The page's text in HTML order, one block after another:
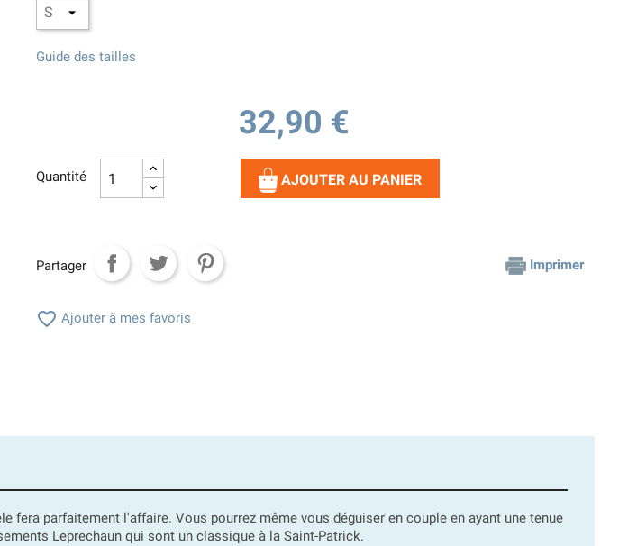
Guide des tailles
32,90 €
Quantité AJOUTER AU PANIER
Partager Imprimer
 Ajouter à mes favoris
fera parfaitement l'affaire. Vous pourrez même vous déguiser en couple en ayant une tenue
Leprechaun qui sont un classique à la Saint-Patrick.